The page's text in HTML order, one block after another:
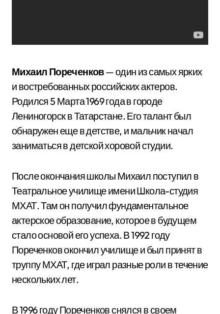
Михаил Пореченков— один из самых ярких
и востребованных российских актеров.
Родился 5 Марта 1969 года в городе
Лениногорск в Татарстане. Его талант был
обнаружен еще в детстве, и мальчик начал
заниматься в детской хоровой студии.
После окончания школы Михаил поступил в
Театральное училище имени Школа-студия
МХАТ. Там он получил фундаментальное
актерское образование, которое в будущем
стало основой его успеха. В 1992 году
Пореченков окончил училище и был принят в
труппу МХАТ, где играл разные роли в течение
нескольких лет.
В 1996 году Пореченков снялся в своем